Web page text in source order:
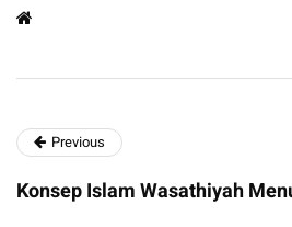
Previous
Konsep Islam Wasathiyah